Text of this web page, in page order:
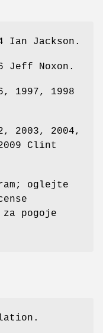
Ian Jackson.
Jeff Noxon.
1997, 1998
2003, 2004,
Clint
oglejte
pogoje